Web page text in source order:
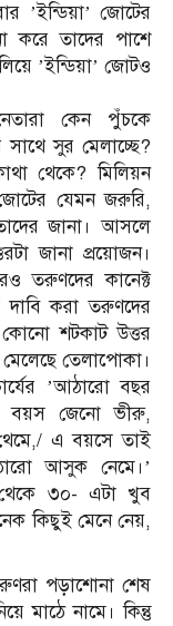
’ইন্ডিয়া’ জোটের
করে তাদের পাশে
’ইন্ডিয়া’ জোটও
কেন পুঁচকে
সাথে সুর মেলাচ্ছে?
থেকে? মিলিয়ন
যেমন জরুরি,
জানা। আসলে
জানা প্রয়োজন।
তরুণদের কানেক্ট
দাবি করা তরুণদের
শটকাট উত্তর
তেলাপোকা।
’আঠারো বছর
বয়স জেনো ভীরু,
এ বয়সে তাই
আসুক নেমে।’
৩০- এটা খুব
কিছুই মেনে নেয়,
পড়াশোনা শেষ
মাঠে নামে। কিন্তু